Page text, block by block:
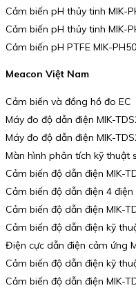
Cảm biến pH thủy tinh MIK-
Cảm biến pH thủy tinh MIK-
Cảm biến pH PTFE MIK-
Meacon Việt Nam
Cảm biến và đồng hồ đo EC
Máy đo độ dẫn điện MIK-
Máy đo độ dẫn điện MIK-
Màn hình phân tích kỹ thuật
Cảm biến độ dẫn điện MIK-
Cảm biến độ dẫn điện 4 điện
Cảm biến độ dẫn điện MIK-
Cảm biến độ dẫn điện kỹ
Điện cực dẫn điện cảm ứng
Cảm biến độ dẫn điện kỹ
Cảm biến độ dẫn điện MIK-